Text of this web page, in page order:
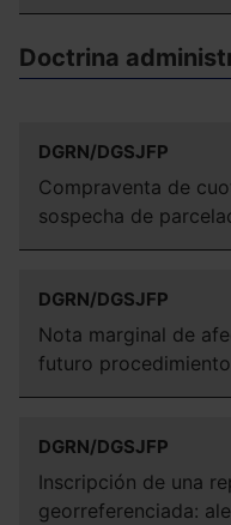
Doctrina
DGRN/DGSJFP
Compraventa de
sospecha de
DGRN/DGSJFP
Nota marginal de
futuro
DGRN/DGSJFP
Inscripción de una
georreferenciada: